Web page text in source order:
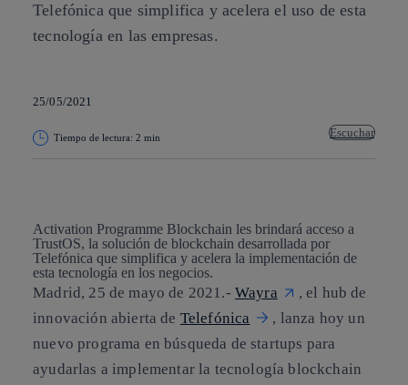
Telefónica que simplifica y acelera el uso de esta
tecnología en las empresas.
25/05/2021
Tiempo de lectura: 2 min Escuchar
Activation Programme Blockchain les brindará acceso a
TrustOS, la solución de blockchain desarrollada por
Telefónica que simplifica y acelera la implementación de
esta tecnología en los negocios.
Madrid, 25 de mayo de 2021.- Wayra
, el hub de
innovación abierta de Telefónica
, lanza hoy un
nuevo programa en búsqueda de startups para
ayudarlas a implementar la tecnología blockchain